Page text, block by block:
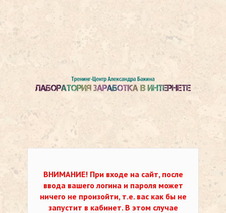
ВНИМАНИЕ! При входе на сайт, после
ввода вашего логина и пароля может
ничего не произойти, т.е. вас как бы не
запустит в кабинет. В этом случае